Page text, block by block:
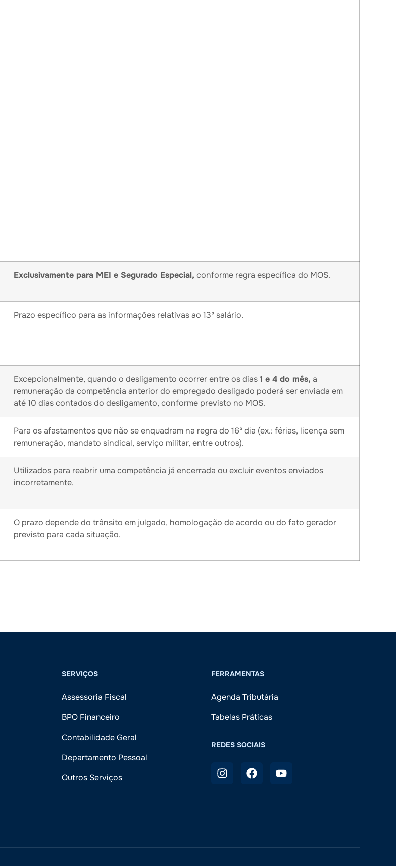
Exclusivamente para MEI e Segurado Especial, conforme regra específica do MOS.
Prazo específico para as informações relativas ao 13º salário.
Excepcionalmente, quando o desligamento ocorrer entre os dias1 e 4 do mês, a
remuneração da competência anterior do empregado desligado poderá ser enviada em
até 10 dias contados do desligamento, conforme previsto no MOS.
Para os afastamentos que não se enquadram na regra do 16º dia (ex.: férias, licença sem
remuneração, mandato sindical, serviço militar, entre outros).
Utilizados para reabrir uma competência já encerrada ou excluir eventos enviados
incorretamente.
O prazo depende do trânsito em julgado, homologação de acordo ou do fato gerador
previsto para cada situação.
SERVIÇOS
Assessoria Fiscal
BPO Financeiro
Contabilidade Geral
Departamento Pessoal
Outros Serviços
FERRAMENTAS
Agenda Tributária
Tabelas Práticas
REDES SOCIAIS